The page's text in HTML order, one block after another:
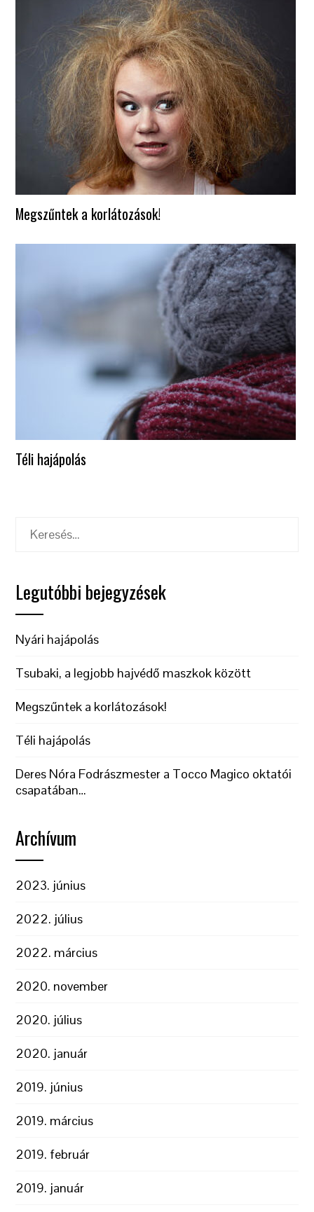
Megszűntek a korlátozások!
Téli hajápolás
Keresés:
Legutóbbi bejegyzések
Nyári hajápolás
Tsubaki, a legjobb hajvédő maszkok között
Megszűntek a korlátozások!
Téli hajápolás
Deres Nóra Fodrászmester a Tocco Magico oktatói
csapatában…
Archívum
2023. június
2022. július
2022. március
2020. november
2020. július
2020. január
2019. június
2019. március
2019. február
2019. január